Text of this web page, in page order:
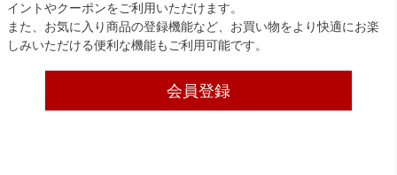
イントやクーポンをご利用いただけます。
また、お気に入り商品の登録機能など、お買い物をより快適にお楽
しみいただける便利な機能もご利用可能です。
会員登録